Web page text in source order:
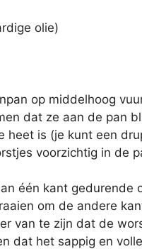
olie)
op middelhoog
dat ze aan de pan
heet is (je kunt een
voorzichtig in de
één kant
om de andere
van te zijn dat de
dat het sappig en